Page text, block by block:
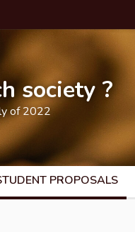
society ?
of 2022
PROPOSALS